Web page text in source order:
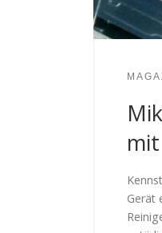
Gerät